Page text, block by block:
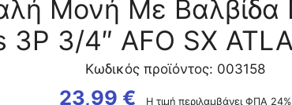
Μονή Με Βαλβίδα
3P 3/4″ AFO SX
Κωδικός προϊόντος: 003158
23,99 € Η τιμή περιλαμβάνει ΦΠΑ 24%